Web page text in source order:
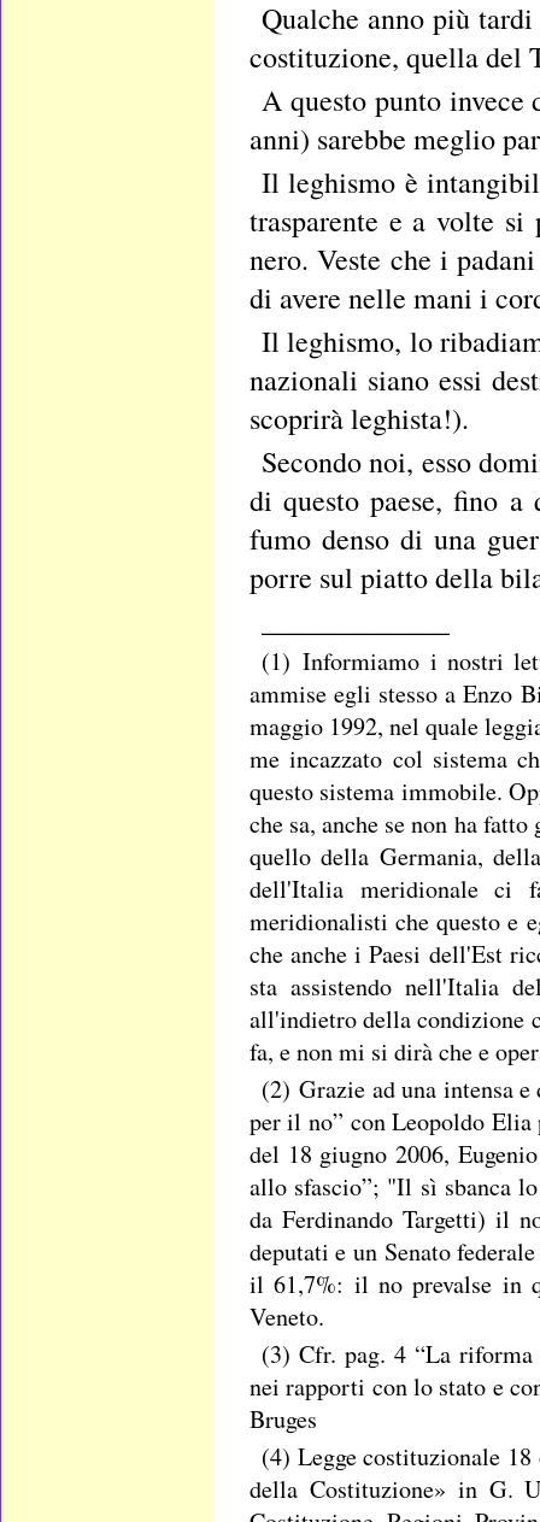
Qualche anno più
costituzione, quella del
A questo punto
anni) sarebbe meglio
Il leghismo è
trasparente e a volte
nero. Veste che i
di avere nelle mani i
Il leghismo, lo
nazionali siano essi
scoprirà leghista!).
Secondo noi, esso
di questo paese, fino
fumo denso di una
porre sul piatto della
(1) Informiamo i nostri
ammise egli stesso a Enzo
maggio 1992, nel quale
me incazzato col sistema
questo sistema immobile.
che sa, anche se non ha
quello della Germania,
dell'Italia meridionale ci
meridionalisti che questo e
che anche i Paesi dell'Est
sta assistendo nell'Italia
all'indietro della condizione
fa, e non mi si dirà che e
(2) Grazie ad una intensa
per il no” con Leopoldo
del 18 giugno 2006,
allo sfascio”; "Il sì sbanca
da Ferdinando Targetti) il
deputati e un Senato
il 61,7%: il no prevalse in
Veneto.
(3) Cfr. pag. 4 “La
nei rapporti con lo stato e
Bruges
(4) Legge costituzionale
della Costituzione» in G.